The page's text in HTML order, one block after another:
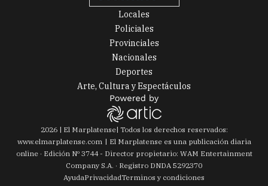
Locales
Policiales
Provinciales
Nacionales
Deportes
Arte, Cultura y Espectáculos
2026| El Marplatense| Todos los derechos reservados:
www.elmarplatense.com
El Marplatense es una publicación diaria
online · Edición Nº 3744- Director propietario: WAM Entertainment
Company S.A. · Registro DNDA 5292370
AyudaPrivacidadTerminos y condiciones